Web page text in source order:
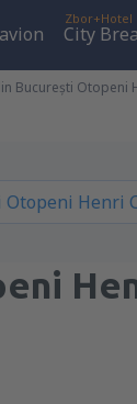
Zbor+Hotel
City
București Otopeni